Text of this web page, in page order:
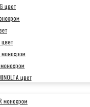
цвет
цвет
монохром
цвет
монохром